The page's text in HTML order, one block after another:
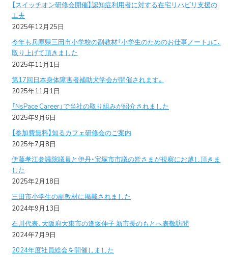
【スイッチオン研修会開催】認知症利用者に対する在宅リハビリ支援の
工夫
2025年12月25日
今年も兵庫県三田市小学校の副教材「小学生のためのお仕事ノート」に、
取り上げて頂きました
2025年11月1日
第17回日本身体障害者補助犬学会が開催されます。
2025年11月1日
「NsPace Career」で当社の取り組みが紹介されました
2025年9月6日
【参加費無料】知るカフェ研修会のご案内
2025年7月8日
伊藤孝江参議院議員と伊丹・宝塚市市議の皆さまが視察にお越し頂きま
した
2025年2月18日
三田市小学生の副教材に掲載されました
2024年9月13日
石川代表、大阪府大東市の逢坂伸子 新市長のもとへ表敬訪問
2024年7月9日
2024年度社員総会を開催しました